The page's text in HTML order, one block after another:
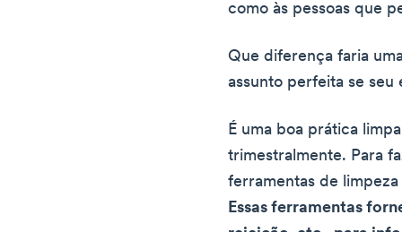
como às pessoas que
Que diferença faria
assunto perfeita se seu
É uma boa prática
trimestralmente. Para
ferramentas de
Essas ferramentas